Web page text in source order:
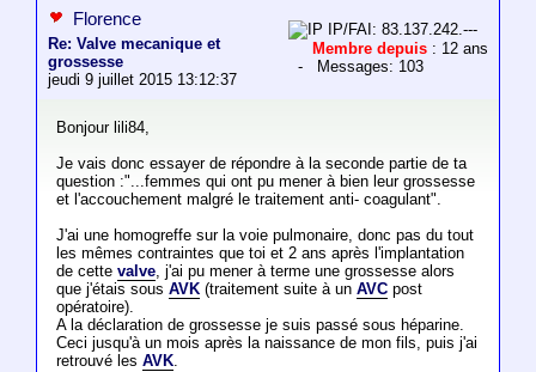
Florence
Re: Valve mecanique et
grossesse
jeudi 9 juillet 2015 13:12:37
IP/FAI: 83.137.242.---
Membre depuis : 12 ans
- Messages: 103
Bonjour lili84,
Je vais donc essayer de répondre à la seconde partie de ta
question :"...femmes qui ont pu mener à bien leur grossesse
et l'accouchement malgré le traitement anti- coagulant".
J'ai une homogreffe sur la voie pulmonaire, donc pas du tout
les mêmes contraintes que toi et 2 ans après l'implantation
de cette valve, j'ai pu mener à terme une grossesse alors
que j'étais sous AVK(traitement suite à un AVCpost
opératoire).
A la déclaration de grossesse je suis passé sous héparine.
Ceci jusqu'à un mois après la naissance de mon fils, puis j'ai
retrouvé les AVK.